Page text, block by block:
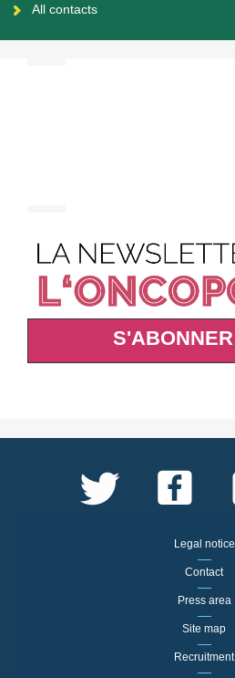
All contacts
S'ABONNER
Legal notice
Contact
Press area
Site map
Recruitment